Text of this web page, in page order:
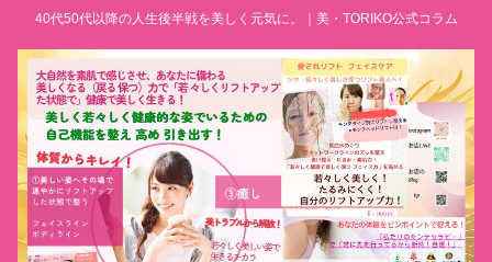
40代50代以降の人生後半戦を美しく元気に。｜美・TORIKO公式コラム